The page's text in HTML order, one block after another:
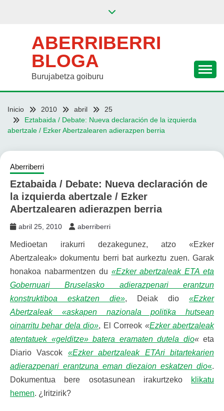
ABERRIBERRI
BLOGA
Burujabetza goiburu
Inicio 2010 abril
25
Eztabaida / Debate: Nueva declaración de la izquierda
abertzale / Ezker Abertzalearen adierazpen berria
Aberriberri
Eztabaida / Debate: Nueva declaración de
la izquierda abertzale / Ezker
Abertzalearen adierazpen berria
abril 25, 2010 aberriberri
Medioetan irakurri dezakegunez, atzo «Ezker
Abertzaleak» dokumentu berri bat aurkeztu zuen. Garak
honakoa nabarmentzen du «Ezker abertzaleak ETA eta
Gobernuari Bruselasko adierazpenari erantzun
konstruktiboa eskatzen die», Deiak dio «Ezker
Abertzaleak «askapen nazionala politika hutsean
oinarritu behar dela dio», El Correok «Ezker abertzaleak
atentatuek «gelditze» batera eramaten dutela dio«eta
Diario Vascok «Ezker abertzaleak ETAri bitartekarien
adierazpenari erantzuna eman diezaion eskatzen dio«.
Dokumentua bere osotasunean irakurtzeko
klikatu
hemen. ¿Iritzirik?